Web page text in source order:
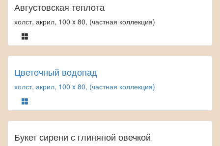
Августовская теплота
холст, акрил, 100 x 80, (частная коллекция)
Цветочный водопад
холст, акрил, 100 x 80, (частная коллекция)
Букет сирени с глиняной овечкой